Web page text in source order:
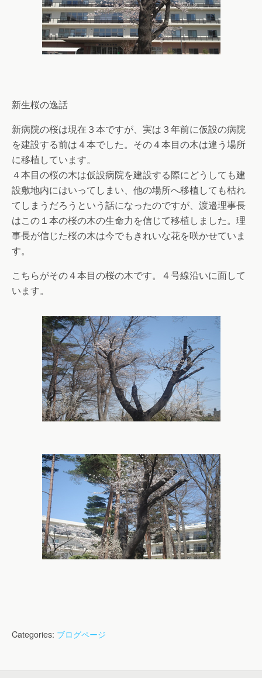
新生桜の逸話
新病院の桜は現在３本ですが、実は３年前に仮設の病院
を建設する前は４本でした。その４本目の木は違う場所
に移植しています。
４本目の桜の木は仮設病院を建設する際にどうしても建
設敷地内にはいってしまい、他の場所へ移植しても枯れ
てしまうだろうという話になったのですが、渡邉理事長
はこの１本の桜の木の生命力を信じて移植しました。理
事長が信じた桜の木は今でもきれいな花を咲かせていま
す。
こちらがその４本目の桜の木です。４号線沿いに面して
います。
Categories: ブログページ